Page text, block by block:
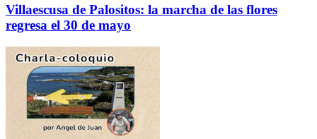
Villaescusa de Palositos: la marcha de las flores
regresa el 30 de mayo